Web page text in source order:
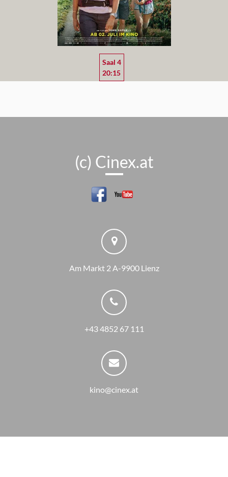
Saal 4
20:15
(c) Cinex.at
Am Markt 2 A-9900 Lienz
+43 4852 67 111
kino@cinex.at